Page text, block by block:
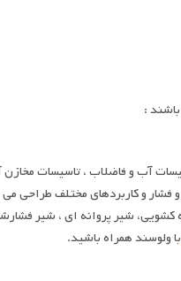
:
آب و فاضلاب ، تاسیسات مخازن
فشار و کاربردهای مختلف طراحی
کشویی، شیر پروانه ای ، شیر
با ولوسند همراه باشید.